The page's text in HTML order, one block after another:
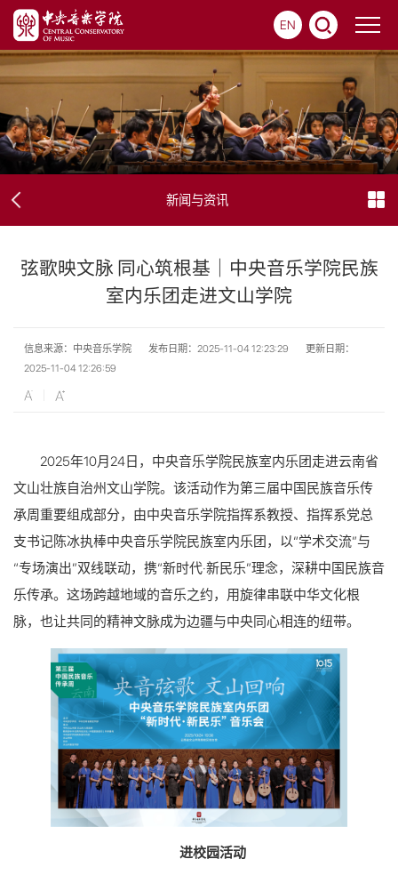
EN
新闻与资讯
弦歌映文脉 同心筑根基｜中央音乐学院民族
室内乐团走进文山学院
信息来源：中央音乐学院 发布日期：2025-11-04 12:23:29
更新日期：
2025-11-04 12:26:59
2025年10月24日，中央音乐学院民族室内乐团走进云南省
文山壮族自治州文山学院。该活动作为第三届中国民族音乐传
承周重要组成部分，由中央音乐学院指挥系教授、指挥系党总
支书记陈冰执棒中央音乐学院民族室内乐团，以“学术交流”与
“专场演出”双线联动，携“新时代·新民乐”理念，深耕中国民族音
乐传承。这场跨越地域的音乐之约，用旋律串联中华文化根
脉，也让共同的精神文脉成为边疆与中央同心相连的纽带。
进校园活动